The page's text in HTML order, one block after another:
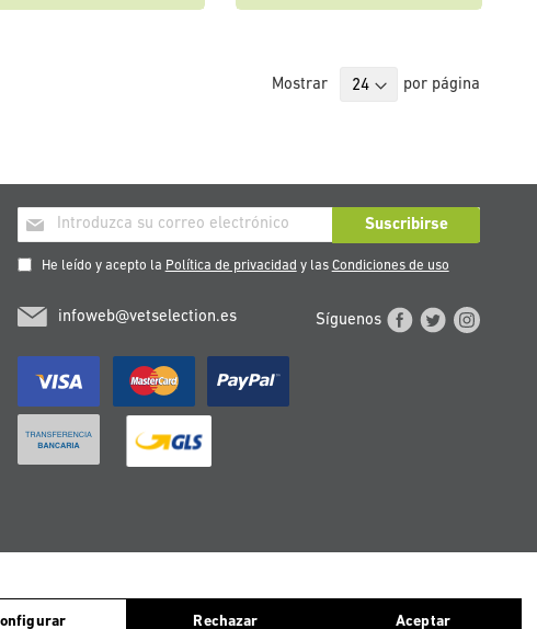
navegando, consideramos que aceptas el uso de ellas. Para más
Mostrar por página
Inscríbase
a
nuestro
de
Suscribirse
He leído y acepto la Política de privacidad y las Condiciones de uso
infoweb@vetselection.es Síguenos
ÖSTERREICH PORTUGAL
Rechazar Aceptar